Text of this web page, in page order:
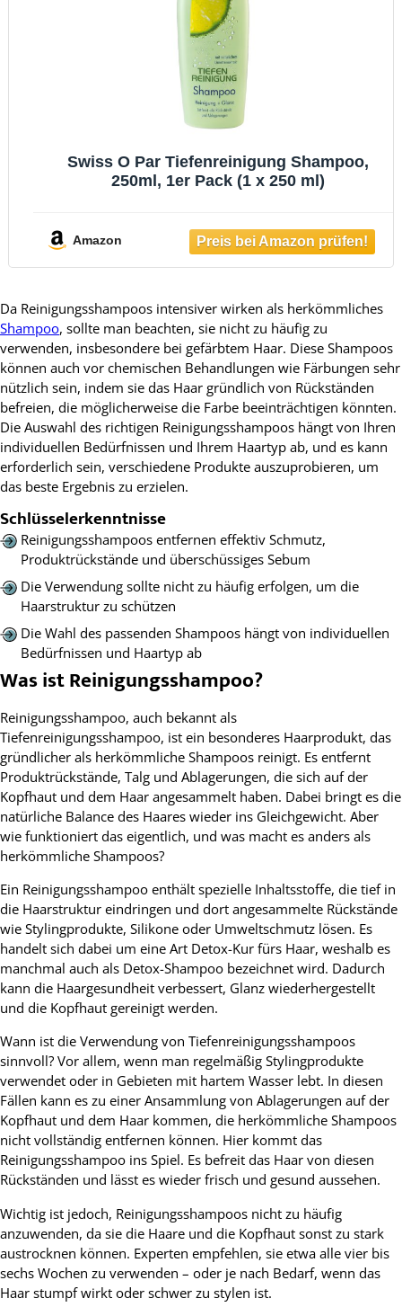
Swiss O Par Tiefenreinigung Shampoo,
250ml, 1er Pack (1 x 250 ml)
Amazon
Da Reinigungsshampoos intensiver wirken als herkömmliches
Shampoo, sollte man beachten, sie nicht zu häufig zu
verwenden, insbesondere bei gefärbtem Haar. Diese Shampoos
können auch vor chemischen Behandlungen wie Färbungen sehr
nützlich sein, indem sie das Haar gründlich von Rückständen
befreien, die möglicherweise die Farbe beeinträchtigen könnten.
Die Auswahl des richtigen Reinigungsshampoos hängt von Ihren
individuellen Bedürfnissen und Ihrem Haartyp ab, und es kann
erforderlich sein, verschiedene Produkte auszuprobieren, um
das beste Ergebnis zu erzielen.
Schlüsselerkenntnisse
Reinigungsshampoos entfernen effektiv Schmutz,
Produktrückstände und überschüssiges Sebum
Die Verwendung sollte nicht zu häufig erfolgen, um die
Haarstruktur zu schützen
Die Wahl des passenden Shampoos hängt von individuellen
Bedürfnissen und Haartyp ab
Was ist Reinigungsshampoo?
Reinigungsshampoo, auch bekannt als
Tiefenreinigungsshampoo, ist ein besonderes Haarprodukt, das
gründlicher als herkömmliche Shampoos reinigt. Es entfernt
Produktrückstände, Talg und Ablagerungen, die sich auf der
Kopfhaut und dem Haar angesammelt haben. Dabei bringt es die
natürliche Balance des Haares wieder ins Gleichgewicht. Aber
wie funktioniert das eigentlich, und was macht es anders als
herkömmliche Shampoos?
Ein Reinigungsshampoo enthält spezielle Inhaltsstoffe, die tief in
die Haarstruktur eindringen und dort angesammelte Rückstände
wie Stylingprodukte, Silikone oder Umweltschmutz lösen. Es
handelt sich dabei um eine Art Detox-Kur fürs Haar, weshalb es
manchmal auch als Detox-Shampoo bezeichnet wird. Dadurch
kann die Haargesundheit verbessert, Glanz wiederhergestellt
und die Kopfhaut gereinigt werden.
Wann ist die Verwendung von Tiefenreinigungsshampoos
sinnvoll? Vor allem, wenn man regelmäßig Stylingprodukte
verwendet oder in Gebieten mit hartem Wasser lebt. In diesen
Fällen kann es zu einer Ansammlung von Ablagerungen auf der
Kopfhaut und dem Haar kommen, die herkömmliche Shampoos
nicht vollständig entfernen können. Hier kommt das
Reinigungsshampoo ins Spiel. Es befreit das Haar von diesen
Rückständen und lässt es wieder frisch und gesund aussehen.
Wichtig ist jedoch, Reinigungsshampoos nicht zu häufig
anzuwenden, da sie die Haare und die Kopfhaut sonst zu stark
austrocknen können. Experten empfehlen, sie etwa alle vier bis
sechs Wochen zu verwenden – oder je nach Bedarf, wenn das
Haar stumpf wirkt oder schwer zu stylen ist.